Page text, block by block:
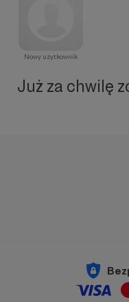
Nowy użytkownik
Już za chwilę